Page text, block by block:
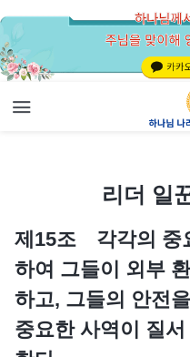
리더 일
제15조 각각의 중
하여 그들이 외부
하고, 그들의 안전
중요한 사역이 질